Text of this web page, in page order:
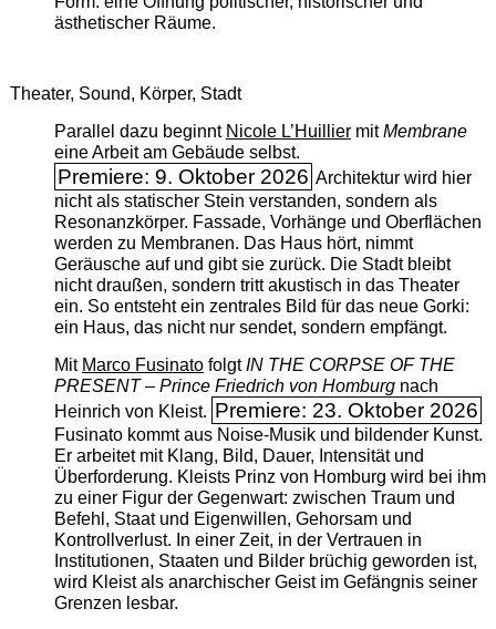
ästhetischer Räume.
Theater, Sound, Körper, Stadt
Parallel dazu beginnt Nicole L’Huilliermit ­Membrane
eine Arbeit am Gebäude selbst.
Premiere: 9. Oktober 2026 Architektur wird hier
nicht als statischer Stein verstanden, sondern als
Resonanzkörper. Fassade, Vorhänge und Oberflächen
werden zu Membranen. Das Haus hört, nimmt
Geräusche auf und gibt sie zurück. Die Stadt bleibt
nicht draußen, sondern tritt akustisch in das Theater
ein. So entsteht ein zentrales Bild für das neue Gorki:
ein Haus, das nicht nur sendet, sondern empfängt.
Mit Marco FusinatofolgtIN THE CORPSE OF THE
PRESENT – Prince Friedrich von Homburgnach
Heinrich von Kleist. Premiere: 23. Oktober 2026
Fusinato kommt aus Noise-Musik und bildender Kunst.
Er arbeitet mit Klang, Bild, Dauer, Intensität und
Überforderung. Kleists Prinz von Homburg wird bei ihm
zu einer Figur der Gegenwart: zwischen Traum und
Befehl, Staat und Eigenwillen, Gehorsam und
Kontrollverlust. In einer Zeit, in der Vertrauen in
Institutionen, Staaten und Bilder brüchig geworden ist,
wird Kleist als anarchischer Geist im Gefängnis seiner
Grenzen lesbar.